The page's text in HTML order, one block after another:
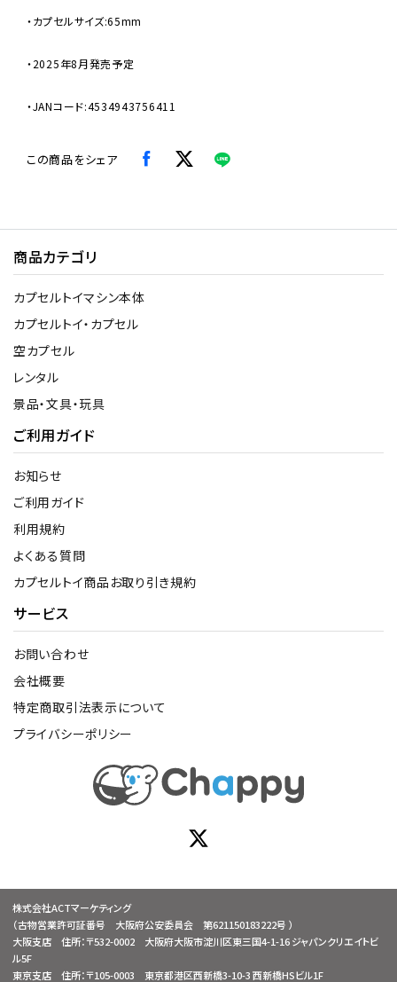
・カプセルサイズ:65mm
・2025年8月発売予定
・JANコード:4534943756411
この商品をシェア
商品カテゴリ
カプセルトイマシン本体
カプセルトイ・カプセル
空カプセル
レンタル
景品・文具・玩具
ご利用ガイド
お知らせ
ご利用ガイド
利用規約
よくある質問
カプセルトイ商品お取り引き規約
サービス
お問い合わせ
会社概要
特定商取引法表示について
プライバシーポリシー
株式会社ACTマーケティング
（古物営業許可証番号 大阪府公安委員会 第621150183222号 ）
大阪支店 住所：〒532-0002 大阪府大阪市淀川区東三国4-1-16 ジャパンクリエイトビ
ル5F
東京支店 住所：〒105-0003 東京都港区西新橋3-10-3 西新橋HSビル1F